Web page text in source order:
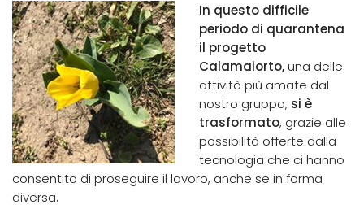
In questo difficile
periodo di quarantena
il progetto
Calamaiorto,una delle
attività più amate dal
nostro gruppo, si è
trasformato, grazie alle
possibilità offerte dalla
tecnologia che ci hanno
consentito di proseguire il lavoro, anche se in forma
diversa.